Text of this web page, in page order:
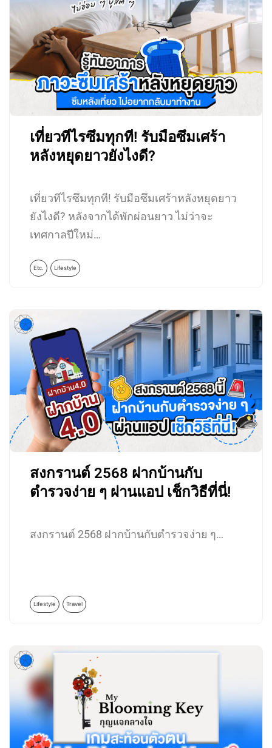
เที่ยวทีไรซึมทุกที! รับมือซึมเศร้า
หลังหยุดยาวยังไงดี?
เที่ยวทีไรซึมทุกที! รับมือซึมเศร้าหลังหยุดยาว
ยังไงดี? หลังจากได้พักผ่อนยาว ไม่ว่าจะ
เทศกาลปีใหม่…
Etc. Lifestyle
สงกรานต์ 2568 ฝากบ้านกับ
ตำรวจง่าย ๆ ผ่านแอป เช็กวิธีที่นี่!
สงกรานต์ 2568 ฝากบ้านกับตำรวจง่าย ๆ…
Lifestyle Travel